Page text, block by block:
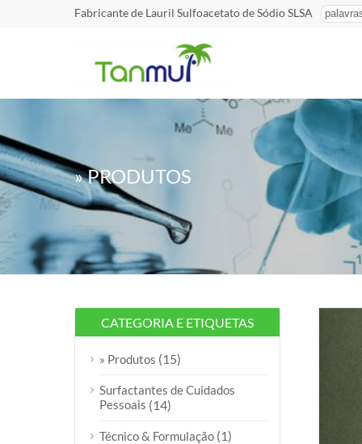
Fabricante de Lauril Sulfoacetato de Sódio SLSA
» PRODUTOS
CATEGORIA E ETIQUETAS
» Produtos (15)
Surfactantes de Cuidados
Pessoais (14)
Técnico & Formulação (1)